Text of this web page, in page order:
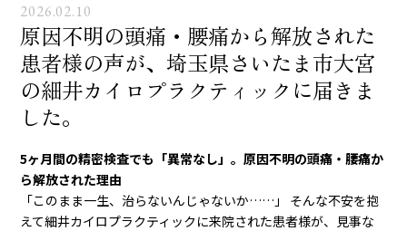
2026.02.10
原因不明の頭痛・腰痛から解放された
患者様の声が、埼玉県さいたま市大宮
の細井カイロプラクティックに届きま
した。
5ヶ月間の精密検査でも「異常なし」。原因不明の頭痛・腰痛か
ら解放された理由
「このまま一生、治らないんじゃないか……」 そんな不安を抱
えて細井カイロプラクティックに来院された患者様が、見事な